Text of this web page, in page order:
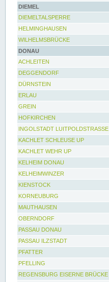
DIEMEL
DIEMELTALSPERRE
HELMINGHAUSEN
WILHELMSBRÜCKE
DONAU
ACHLEITEN
DEGGENDORF
DÜRNSTEIN
ERLAU
GREIN
HOFKIRCHEN
INGOLSTADT LUITPOLDSTRASSE
KACHLET SCHLEUSE UP
KACHLET WEHR UP
KELHEIM DONAU
KELHEIMWINZER
KIENSTOCK
KORNEUBURG
MAUTHAUSEN
OBERNDORF
PASSAU DONAU
PASSAU ILZSTADT
PFATTER
PFELLING
REGENSBURG EISERNE BRÜCKE